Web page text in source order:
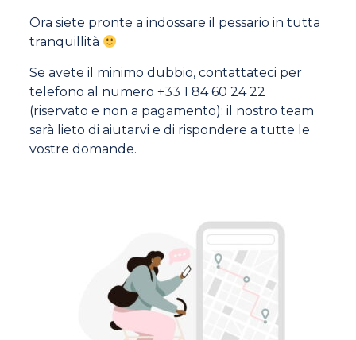
Ora siete pronte a indossare il pessario in tutta
tranquillità
Se avete il minimo dubbio, contattateci per
telefono al numero +33 1 84 60 24 22
(riservato e non a pagamento): il nostro team
sarà lieto di aiutarvi e di rispondere a tutte le
vostre domande.